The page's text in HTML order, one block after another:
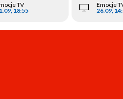
TV
18:55
Emocje
26.09,